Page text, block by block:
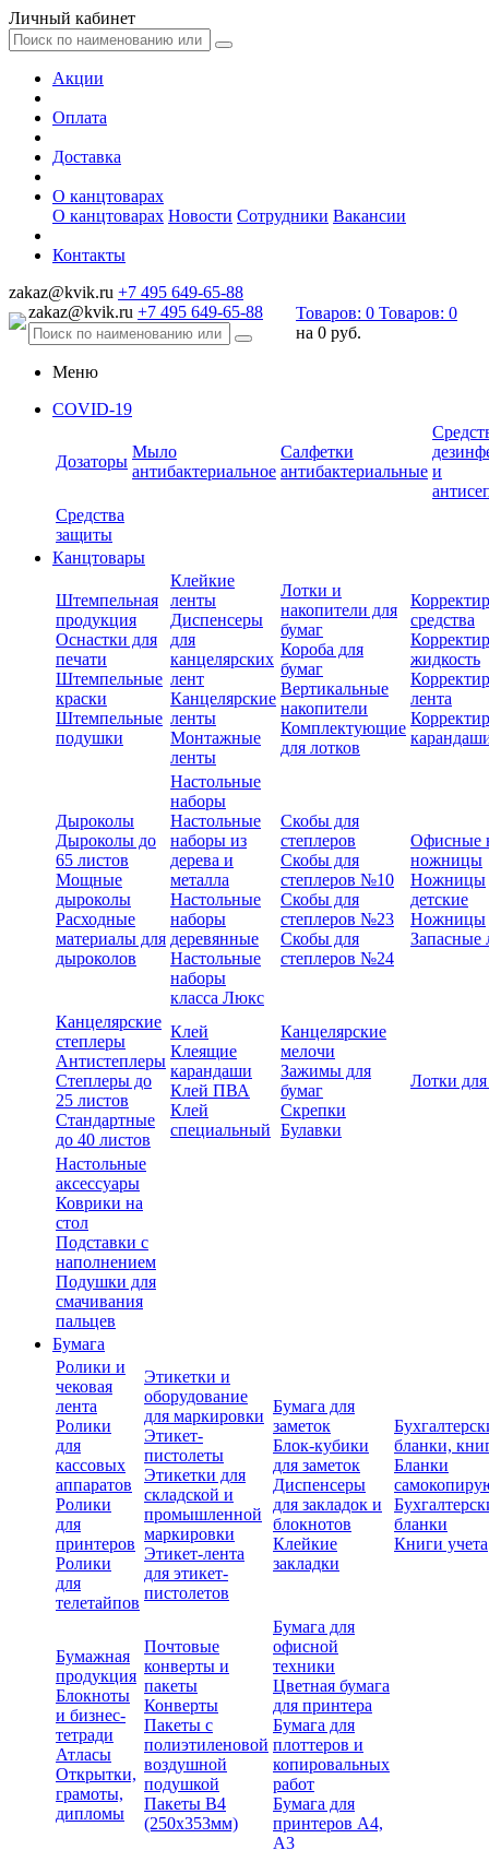
Личный кабинет
Акции
Оплата
Доставка
О канцтоварах
О канцтоварах Новости Сотрудники Вакансии
Контакты
zakaz@kvik.ru +7 495 649-65-88
zakaz@kvik.ru +7 495 649-65-88 Товаров: 0 Товаров: 0
на 0 руб.
Меню
COVID-19
Дозаторы
Мыло
антибактериальное
Салфетки
антибактериальные и
Средства
защиты
Канцтовары
Штемпельная
продукция
Оснастки для
печати
Штемпельные
краски
Штемпельные
подушки
Клейкие
ленты
Диспенсеры
для
канцелярских
лент
Канцелярские
ленты
Монтажные
ленты
Лотки и
накопители для
бумаг
Короба для
бумаг
Вертикальные
накопители
Комплектующие
для лотков
средства
жидкость
лента
Дыроколы
Дыроколы до
65 листов
Мощные
дыроколы
Расходные
материалы для
дыроколов
Настольные
наборы
Настольные
наборы из
дерева и
металла
Настольные
наборы
деревянные
Настольные
наборы
класса Люкс
Скобы для
степлеров
Скобы для
степлеров №10
Скобы для
степлеров №23
Скобы для
степлеров №24
Офисные
ножницы
Ножницы
детские
Ножницы
Запасные
Канцелярские
степлеры
Антистеплеры
Степлеры до
25 листов
Стандартные
до 40 листов
Клей
Клеящие
карандаши
Клей ПВА
Клей
специальный
Канцелярские
мелочи
Зажимы для
бумаг
Скрепки
Булавки
Лотки
Настольные
аксессуары
Коврики на
стол
Подставки с
наполнением
Подушки для
смачивания
пальцев
Бумага
Ролики и
чековая
лента
Ролики
для
кассовых
аппаратов
Ролики
для
принтеров
Ролики
для
телетайпов
Этикетки и
оборудование
для маркировки
Этикет-
пистолеты
Этикетки для
складской и
промышленной
маркировки
Этикет-лента
для этикет-
пистолетов
Бумага для
заметок
Блок-кубики
для заметок
Диспенсеры
для закладок и
блокнотов
Клейкие
закладки
бланки,
Бланки
бланки
Книги учета
Бумажная
продукция
Блокноты
и бизнес-
тетради
Атласы
Открытки,
грамоты,
дипломы
Почтовые
конверты и
пакеты
Конверты
Пакеты с
полиэтиленовой
воздушной
подушкой
Пакеты В4
(250х353мм)
Бумага для
офисной
техники
Цветная бумага
для принтера
Бумага для
плоттеров и
копировальных
работ
Бумага для
принтеров А4,
А3